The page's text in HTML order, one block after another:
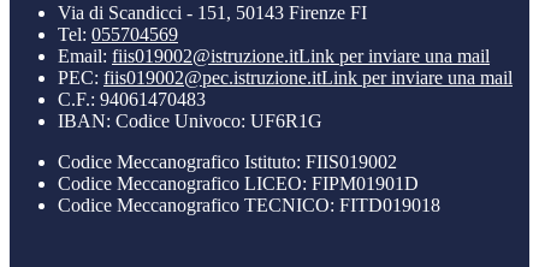
Via di Scandicci - 151, 50143 Firenze FI
Tel: 055704569
Email: fiis019002@istruzione.itLink per inviare una mail
PEC: fiis019002@pec.istruzione.itLink per inviare una mail
C.F.: 94061470483
IBAN: Codice Univoco: UF6R1G
Codice Meccanografico Istituto: FIIS019002
Codice Meccanografico LICEO: FIPM01901D
Codice Meccanografico TECNICO: FITD019018